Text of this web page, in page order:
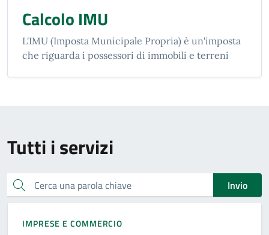
Calcolo IMU
L'IMU (Imposta Municipale Propria) è un'imposta
che riguarda i possessori di immobili e terreni
Tutti i servizi
Cerca una parola chiave Invio
IMPRESE E COMMERCIO